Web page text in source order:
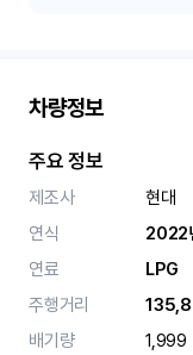
차량정보
주요 정보
제조사
현대
연식
2022
연료
LPG
주행거리
배기량
1,999